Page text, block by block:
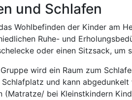
und Schlafen
Wohlbefinden der Kinder am
Ruhe- und
oder einen Sitzsack, um
wird ein Raum zum
Schlafplatz und kann
(Matratze/ bei Kleinstkindern